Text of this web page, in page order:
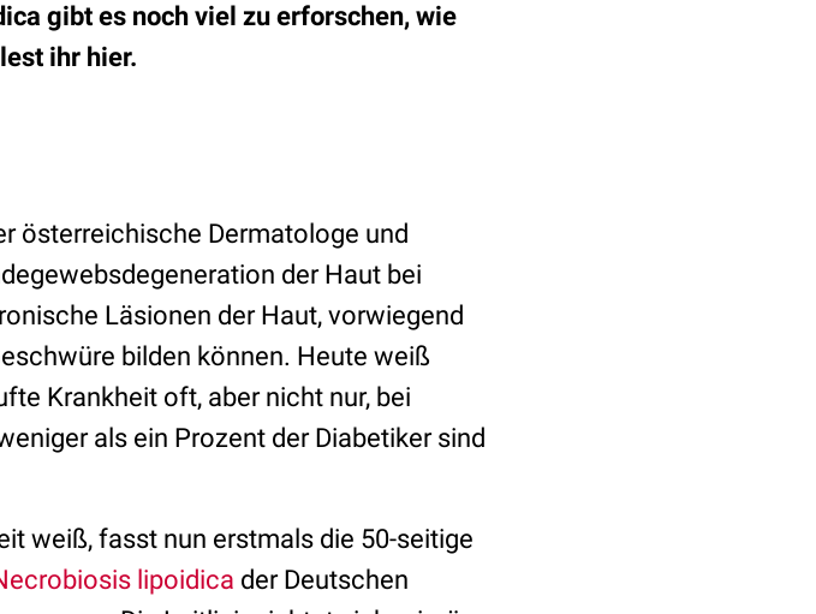
gibt es noch viel zu erforschen, wie
ihr hier.
österreichische Dermatologe und
der Haut bei
Läsionen der Haut, vorwiegend
bilden können. Heute weiß
Krankheit oft, aber nicht nur, bei
als ein Prozent der Diabetiker sind
weiß, fasst nun erstmals die 50-seitige
lipoidica der Deutschen